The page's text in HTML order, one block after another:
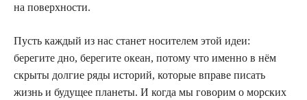
на поверхности.
Пусть каждый из нас станет носителем этой идеи:
берегите дно, берегите океан, потому что именно в нём
скрыты долгие ряды историй, которые вправе писать
жизнь и будущее планеты. И когда мы говорим о морских